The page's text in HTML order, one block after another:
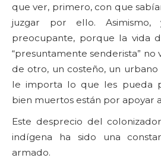
que ver, primero, con que
juzgar por ello.
preocupante, porque la vida
“presuntamente senderista” no
de otro, un costeño, un
le importa lo que les pueda
bien muertos están por apoyar
Este desprecio del
indígena ha sido una
armado.